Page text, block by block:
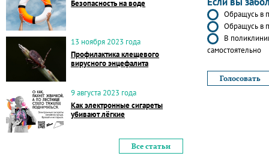
Безопасность на воде
13 ноября 2023 года
Профилактика клещевого
вирусного энцефалита
9 августа 2023 года
Как электронные сигареты
убивают лёгкие
Все статьи
Обращусь в
Обращусь в
В
самостоятельно